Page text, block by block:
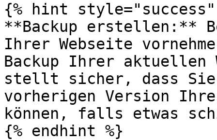
{% hint style="success"
**Backup erstellen:**
Ihrer Webseite
Backup Ihrer
stellt sicher, dass
vorherigen Version
können, falls etwas
{% endhint %}